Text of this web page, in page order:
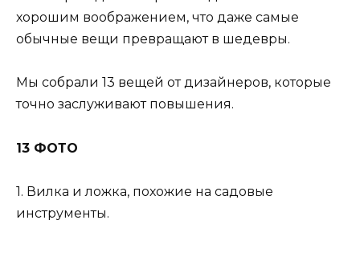
хорошим воображением, что даже самые
обычные вещи превращают в шедевры.
Мы собрали 13 вещей от дизайнеров, которые
точно заслуживают повышения.
13 ФОТО
1. Вилка и ложка, похожие на садовые
инструменты.